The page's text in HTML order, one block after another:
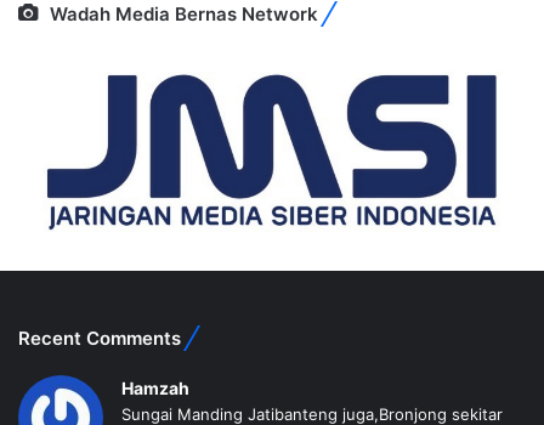
Wadah Media Bernas Network
Recent Comments
Hamzah
Sungai Manding Jatibanteng juga,Bronjong sekitar